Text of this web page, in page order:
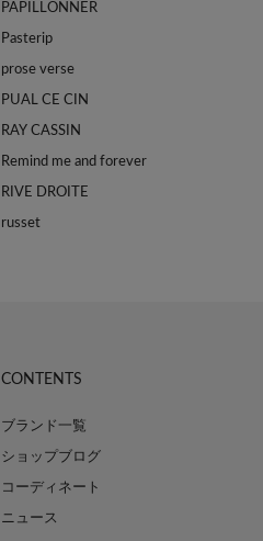
PAPILLONNER
Pasterip
prose verse
PUAL CE CIN
RAY CASSIN
Remind me and forever
RIVE DROITE
russet
CONTENTS
ブランド一覧
ショップブログ
コーディネート
ニュース